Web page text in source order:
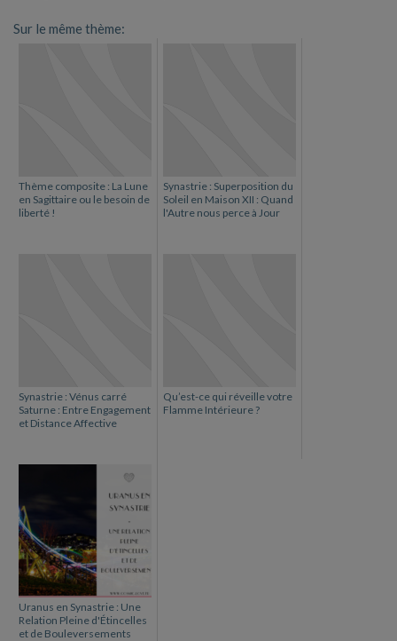
Sur le même thème:
Thème composite : La Lune
en Sagittaire ou le besoin de
liberté !
Synastrie : Superposition du
Soleil en Maison XII : Quand
l'Autre nous perce à Jour
Synastrie : Vénus carré
Saturne : Entre Engagement
et Distance Affective
Qu’est-ce qui réveille votre
Flamme Intérieure ?
Uranus en Synastrie : Une
Relation Pleine d'Étincelles
et de Bouleversements